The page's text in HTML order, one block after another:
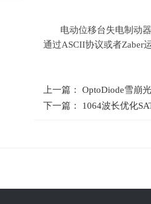
电动位移台失电制动
通过ASCII协议或者Zaber
上一篇： OptoDiode雪崩
下一篇： 1064波长优化